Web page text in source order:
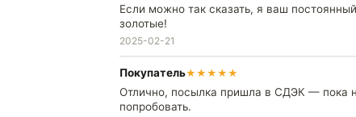
Если можно так сказать, я ваш
золотые!
2025-02-21
Покупатель★ ★ ★ ★ ★
Отлично, посылка пришла в СДЭК — пока
попробовать.